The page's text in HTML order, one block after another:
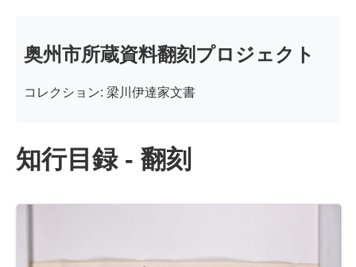
奥州市所蔵資料翻刻プロジェクト
コレクション: 梁川伊達家文書
知行目録 - 翻刻